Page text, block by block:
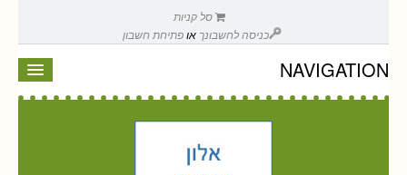
סל קניות
כניסה לחשבונך אופתיחת חשבון
NAVIGATION